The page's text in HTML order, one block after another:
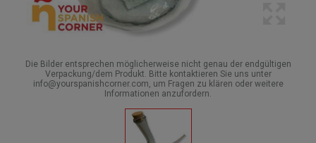
Die Bilder entsprechen möglicherweise nicht genau der endgültigen
Verpackung/dem Produkt. Bitte kontaktieren Sie uns unter
info@yourspanishcorner.com, um Fragen zu klären oder weitere
Informationen anzufordern.